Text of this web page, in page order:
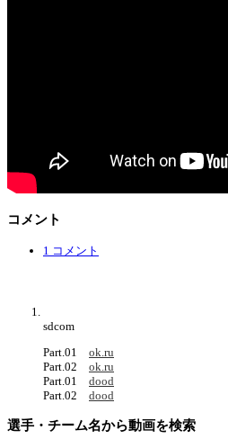
コメント
1 コメント
sdcom
Part.01 ok.ru
Part.02 ok.ru
Part.01 dood
Part.02 dood
選手・チーム名から動画を検索